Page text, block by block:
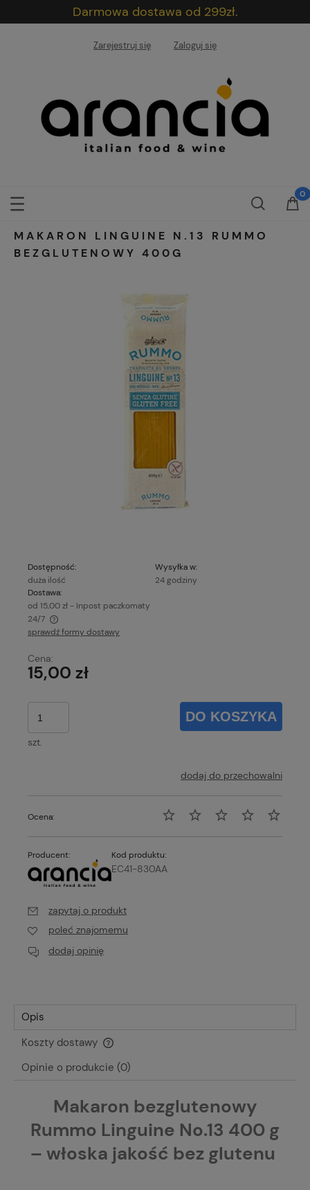
Darmowa dostawa od 299zł.
Zarejestruj się Zaloguj się
MAKARON LINGUINE N.13 RUMMO
BEZGLUTENOWY 400G
Dostępność:
duża ilość
Wysyłka w:
24 godziny
Dostawa:
od 15,00 zł - Inpost paczkomaty
24/7
Cena nie zawiera ewentualnych kosztów płatności
sprawdź formy dostawy
Cena:
15,00 zł
szt.
DO KOSZYKA
dodaj do przechowalni
Ocena:
Producent: Kod produktu:
EC41-830AA
zapytaj o produkt
poleć znajomemu
dodaj opinię
Opis
Koszty dostawy
Cena nie zawiera ewentualnych kosztów płatności
Opinie o produkcie (0)
Makaron bezglutenowy
Rummo Linguine No.13 400 g
– włoska jakość bez glutenu